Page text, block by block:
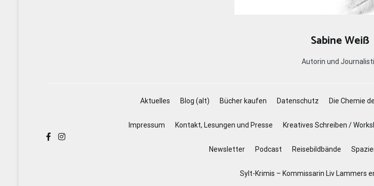
Sabine Weiß
Autorin und
Aktuelles Blog (alt) Bücher kaufen Datenschutz Die Chemie
Impressum Kontakt, Lesungen und Presse Kreatives Schreiben /
Newsletter Podcast Reisebildbände
Sylt-Krimis – Kommissarin Liv Lammers